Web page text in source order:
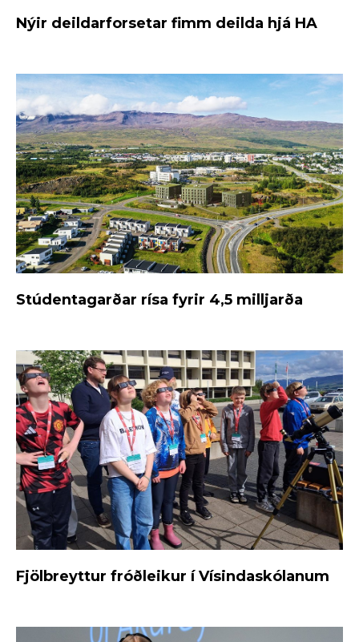
Nýir deildarforsetar fimm deilda hjá HA
Stúdentagarðar rísa fyrir 4,5 milljarða
Fjölbreyttur fróðleikur í Vísindaskólanum